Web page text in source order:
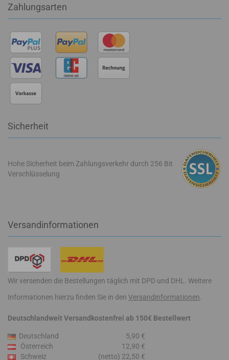
Zahlungsarten
Sicherheit
Hohe Sicherheit beim Zahlungsverkehr durch 256 Bit
Verschlüsselung
Versandinformationen
Wir versenden die Bestellungen täglich mit DPD und DHL. Weitere
Informationen hierzu finden Sie in den Versandinformationen
Deutschlandweit Versandkostenfrei ab 150€ Bestellwert
Deutschland
5,90 €
Österreich
12,90 €
Schweiz
(netto) 22,50 €